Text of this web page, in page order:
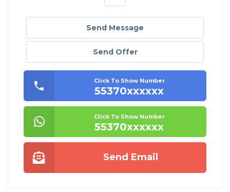
Send Message
Send Offer
Click To Show Number
55370xxxxxx
Click To Show Number
55370xxxxxx
Send Email